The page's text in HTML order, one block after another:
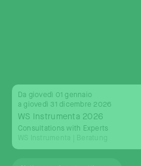
Da giovedì 01 gennaio
a giovedì 31 dicembre 2026
WS Instrumenta 2026
Consultations with Experts